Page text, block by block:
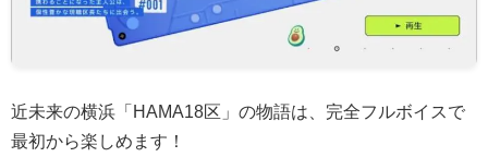
近未来の横浜「HAMA18区」の物語は、完全フルボイスで
最初から楽しめます！